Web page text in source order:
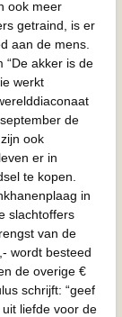
ook meer
getraind, is er
aan de mens.
“De akker is de
werkt
de
ook
er in
te kopen.
in
slachtoffers
van de
wordt besteed
de overige €
schrijft: “geef
liefde voor de